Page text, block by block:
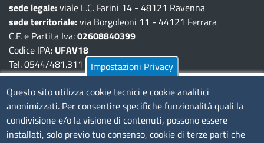
sede legale:viale L.C. Farini 14 - 48121 Ravenna
sede territoriale:via Borgoleoni 11 - 44121 Ferrara
C.F. e Partita Iva:02608840399
Codice IPA: UFAV18
Tel. 0544/481.311 - 0532/783.711
Pec:cciaa@pec.fera.camcom.it
Amministrazione Trasparente
Bandi di gara
Impostazioni Privacy
Questo sito utilizza cookie tecnici e cookie analitici
anonimizzati. Per consentire specifiche funzionalità quali la
condivisione e/o la visione di contenuti, possono essere
installati, solo previo tuo consenso, cookie di terze parti che